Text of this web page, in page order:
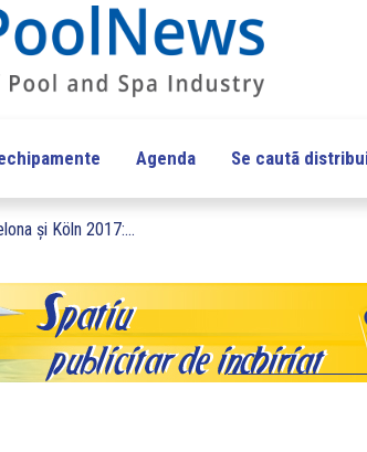
Agenda Se cautã
și Köln 2017:...